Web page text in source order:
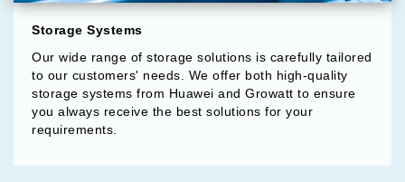
Storage Systems
Our wide range of storage solutions is carefully tailored
to our customers' needs. We offer both high-quality
storage systems from Huawei and Growatt to ensure
you always receive the best solutions for your
requirements.